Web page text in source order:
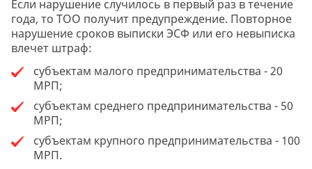
Если нарушение случилось в первый раз в течение
года, то ТОО получит предупреждение. Повторное
нарушение сроков выписки ЭСФ или его невыписка
влечет штраф:
субъектам малого предпринимательства - 20
МРП;
субъектам среднего предпринимательства - 50
МРП;
субъектам крупного предпринимательства - 100
МРП.